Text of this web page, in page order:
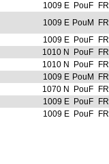
1009 E PouF
1009 E PouM
1009 E PouF
1010 N PouF
1010 N PouF
1009 E PouM
1070 N PouF
1009 E PouF
1009 E PouF